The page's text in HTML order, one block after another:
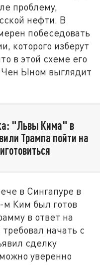
проблему,
нефти. В
побеседовать
которого изберут
в этой схеме его
Чен Ыном выглядит
"Львы Кима" в
Трампа пойти на
в Сингапуре в
м Ким был готов
в ответ на
начать с
сделку
уверенно